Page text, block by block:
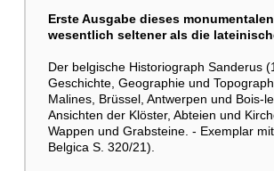
Erste Ausgabe dieses
wesentlich seltener als die
Der belgische Historiograph Sanderus
Geschichte, Geographie und
Malines, Brüssel, Antwerpen und Bois-
Ansichten der Klöster, Abteien und
Wappen und Grabsteine. - Exemplar
Belgica S. 320/21).